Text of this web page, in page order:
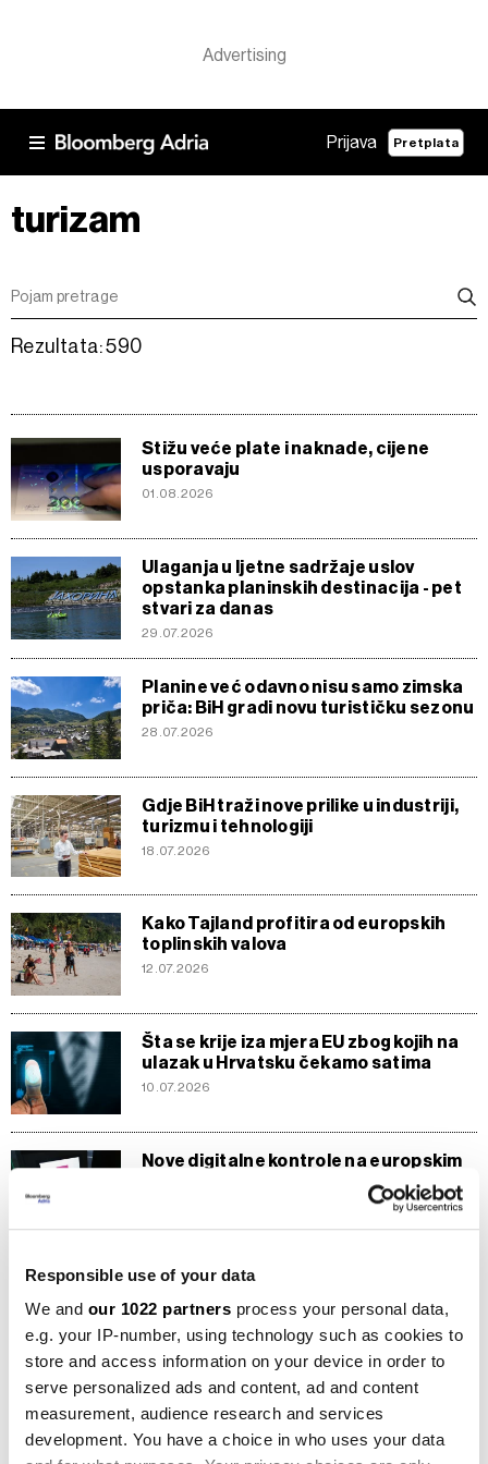
Responsible use of your data
We and our 1022 partners process your personal data,
e.g. your IP-number, using technology such as cookies to
store and access information on your device in order to
serve personalized ads and content, ad and content
measurement, audience research and services
development. You have a choice in who uses your data
Prijava Pretplata
turizam
Rezultata: 590
Stižu veće plate i naknade, cijene
usporavaju
01.08.2026
Ulaganja u ljetne sadržaje uslov
opstanka planinskih destinacija - pet
stvari za danas
29.07.2026
Planine već odavno nisu samo zimska
priča: BiH gradi novu turističku sezonu
28.07.2026
Gdje BiH traži nove prilike u industriji,
turizmu i tehnologiji
18.07.2026
Kako Tajland profitira od europskih
toplinskih valova
12.07.2026
Šta se krije iza mjera EU zbog kojih na
ulazak u Hrvatsku čekamo satima
10.07.2026
Nove digitalne kontrole na europskim
granicama donose duža čekanja
09.07.2026
Jesmo li sigurni na raftingu? Istražili
smo ko je nadležan i šta poduzima
Promjena turističke paradigme u Adria
regionu
06.07.2026